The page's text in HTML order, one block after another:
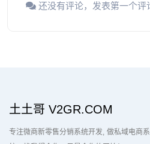
还没有评论，发表第一个评
土土哥 V2GR.COM
专注微商新零售分销系统开发 做私域电商系